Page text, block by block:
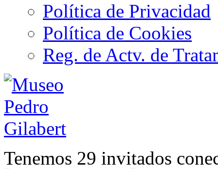
Política de Privacidad
Política de Cookies
Reg. de Actv. de
Tenemos 29 invitados